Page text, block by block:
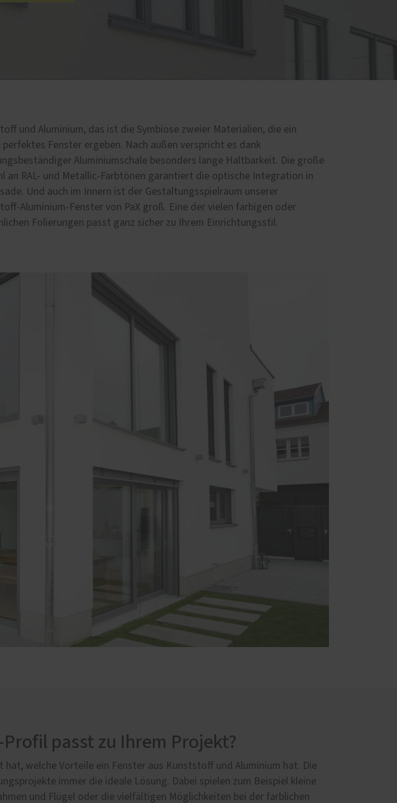
und Aluminium, das ist die Symbiose zweier Materialien, die ein
perfektes Fenster ergeben. Nach außen verspricht es dank
Aluminiumschale besonders lange Haltbarkeit. Die große
an RAL- und Metallic-Farbtönen garantiert die optische Integration in
Und auch im Innern ist der Gestaltungsspielraum unserer
Aluminium-Fenster von PaX groß. Eine der vielen farbigen oder
Folierungen passt ganz sicher zu Ihrem Einrichtungsstil.
passt zu Ihrem Projekt?
welche Vorteile ein Fenster aus Kunststoff und Aluminium hat. Die
immer die ideale Lösung. Dabei spielen zum Beispiel kleine
und Flügel oder die vielfältigen Möglichkeiten bei der farblichen